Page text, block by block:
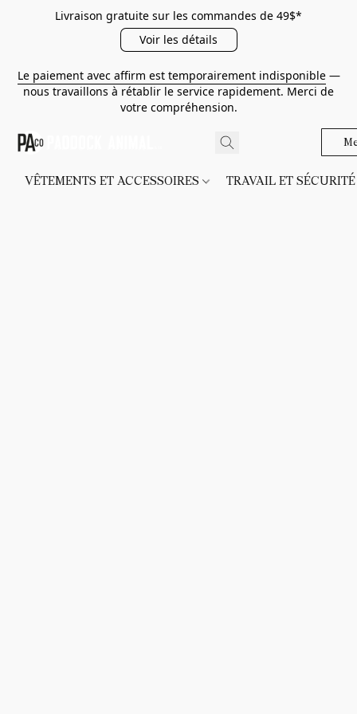
Livraison gratuite sur les commandes de 49$*
Voir les détails
Le paiement avec affirm est temporairement indisponible—
nous travaillons à rétablir le service rapidement. Merci de
votre compréhension.
VÊTEMENTS ET ACCESSOIRES TRAVAIL ET